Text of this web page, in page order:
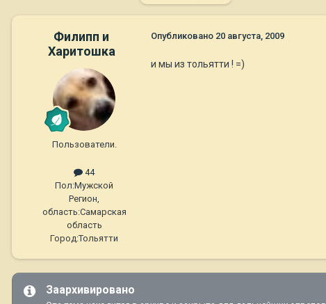
Филипп и
Харитошка
Пользователи.
44
Пол:Мужской
Регион,
область:Самарская
область
Город:Тольятти
Опубликовано 20 августа, 2009
и мы из тольятти ! =)
Заархивировано